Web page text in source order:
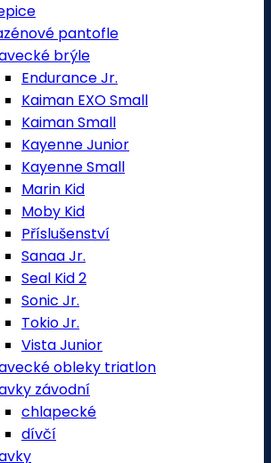
pantofle
brýle
Endurance Jr.
Kaiman EXO Small
Kaiman Small
Kayenne Junior
Kayenne Small
Marin Kid
Moby Kid
Příslušenství
Sanaa Jr.
Seal Kid 2
Sonic Jr.
Tokio Jr.
Vista Junior
obleky triatlon
závodní
chlapecké
dívčí